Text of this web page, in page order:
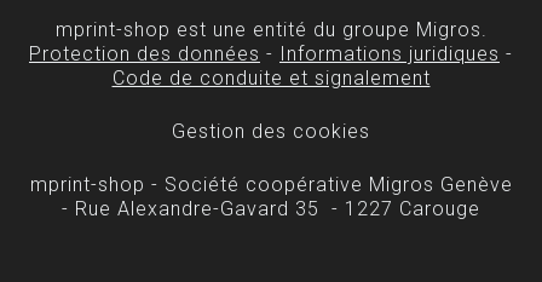
FacebookInstagram
mprint-shop est une entité du groupe Migros.
Protection des données - Informations juridiques -
Code de conduite et signalement
Gestion des cookies
mprint-shop - Société coopérative Migros Genève
- Rue Alexandre-Gavard 35 - 1227 Carouge